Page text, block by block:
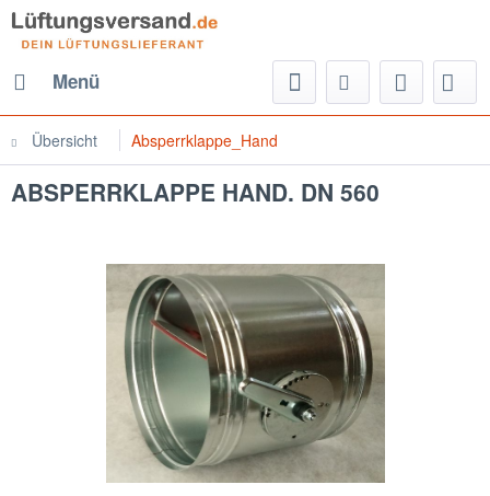
Menü
Übersicht Absperrklappe_Hand
ABSPERRKLAPPE HAND. DN 560